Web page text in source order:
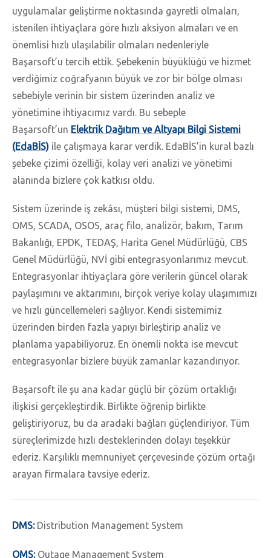
uygulamalar geliştirme noktasında gayretli olmaları,
istenilen ihtiyaçlara göre hızlı aksiyon almaları ve en
önemlisi hızlı ulaşılabilir olmaları nedenleriyle
Başarsoft’u tercih ettik. Şebekenin büyüklüğü ve hizmet
verdiğimiz coğrafyanın büyük ve zor bir bölge olması
sebebiyle verinin bir sistem üzerinden analiz ve
yönetimine ihtiyacımız vardı. Bu sebeple
Başarsoft’un Elektrik Dağıtım ve Altyapı Bilgi Sistemi
(EdaBİS) ile çalışmaya karar verdik. EdaBİS’in kural bazlı
şebeke çizimi özelliği, kolay veri analizi ve yönetimi
alanında bizlere çok katkısı oldu.
Sistem üzerinde iş zekâsı, müşteri bilgi sistemi, DMS,
OMS, SCADA, OSOS, araç filo, analizör, bakım, Tarım
Bakanlığı, EPDK, TEDAŞ, Harita Genel Müdürlüğü, CBS
Genel Müdürlüğü, NVİ gibi entegrasyonlarımız mevcut.
Entegrasyonlar ihtiyaçlara göre verilerin güncel olarak
paylaşımını ve aktarımını, birçok veriye kolay ulaşımımızı
ve hızlı güncellemeleri sağlıyor. Kendi sistemimiz
üzerinden birden fazla yapıyı birleştirip analiz ve
planlama yapabiliyoruz. En önemli nokta ise mevcut
entegrasyonlar bizlere büyük zamanlar kazandırıyor.
Başarsoft ile şu ana kadar güçlü bir çözüm ortaklığı
ilişkisi gerçekleştirdik. Birlikte öğrenip birlikte
geliştiriyoruz, bu da aradaki bağları güçlendiriyor. Tüm
süreçlerimizde hızlı desteklerinden dolayı teşekkür
ederiz. Karşılıklı memnuniyet çerçevesinde çözüm ortağı
arayan firmalara tavsiye ederiz.
DMS: Distribution Management System
OMS:Outage Management System